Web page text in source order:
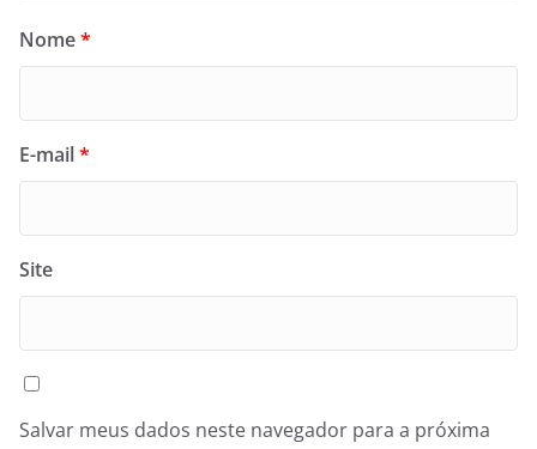
Nome*
E-mail*
Site
Salvar meus dados neste navegador para a próxima